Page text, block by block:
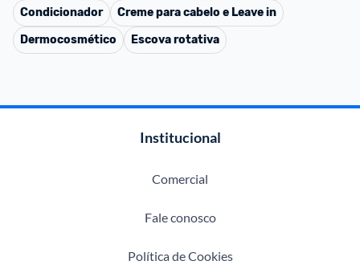
Condicionador
Creme para cabelo e Leave in
Dermocosmético
Escova rotativa
Institucional
Comercial
Fale conosco
Política de Cookies